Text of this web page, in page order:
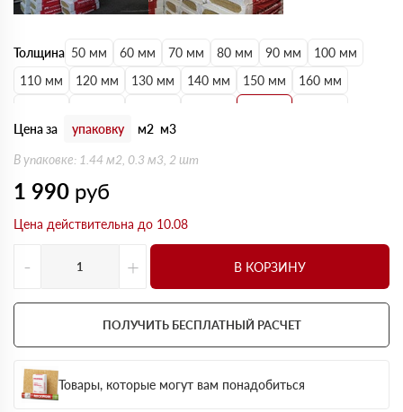
Толщина 50 мм 60 мм 70 мм 80 мм 90 мм
100 мм
110 мм
120 мм 130 мм 140 мм 150 мм
160 мм
230 мм
240 мм 250 мм
Цена за упаковку м2 м3
В упаковке: 1.44 м2, 0.3 м3, 2 шт
1 990 руб
Цена действительна до 10.08
- + В КОРЗИНУ
ПОЛУЧИТЬ БЕСПЛАТНЫЙ РАСЧЕТ
Товары, которые могут вам понадобиться